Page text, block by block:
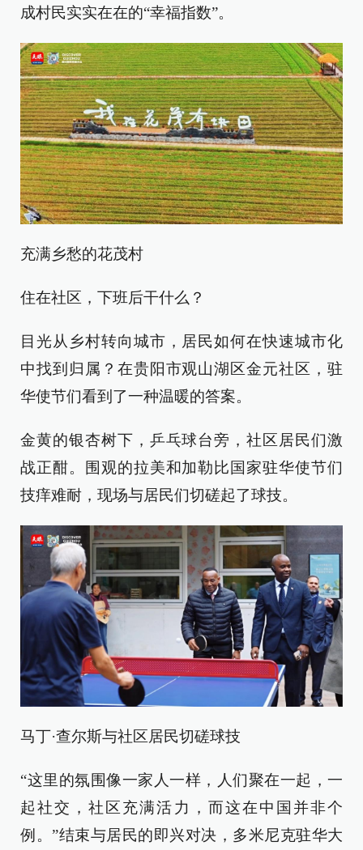
成村民实实在在的“幸福指数”。
充满乡愁的花茂村
住在社区，下班后干什么？
目光从乡村转向城市，居民如何在快速城市化
中找到归属？在贵阳市观山湖区金元社区，驻
华使节们看到了一种温暖的答案。
金黄的银杏树下，乒乓球台旁，社区居民们激
战正酣。围观的拉美和加勒比国家驻华使节们
技痒难耐，现场与居民们切磋起了球技。
马丁·查尔斯与社区居民切磋球技
“这里的氛围像一家人一样，人们聚在一起，一
起社交，社区充满活力，而这在中国并非个
例。”结束与居民的即兴对决，多米尼克驻华大